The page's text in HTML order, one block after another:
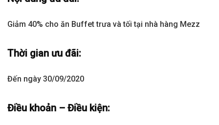
Giảm 40% cho ăn Buffet trưa và tối tại nhà hàng Mezz
Thời gian ưu đãi:
Đến ngày 30/09/2020
Điều khoản – Điều kiện: